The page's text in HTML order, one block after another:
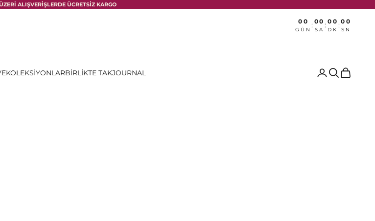
ALIŞVERİŞLERDE ÜCRETSİZ KARGO
00
GÜN
: 00
SA
: 00
DK
:00
SN
KOLEKSİYONLARBİRLİKTE TAKJOURNAL Ara Sepet